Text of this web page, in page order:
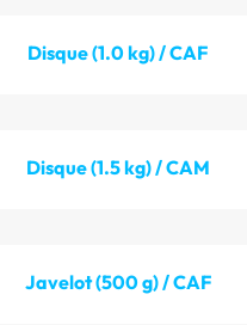
Disque (1.0 kg) / CAF
Disque (1.5 kg) / CAM
Javelot (500 g) / CAF